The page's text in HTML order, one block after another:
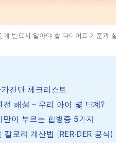
에 반드시 알아야 할 다이어트 기준과
진단 체크리스트
해설 – 우리 아이 몇 단계?
이 부르는 합병증 5가지
로리 계산법 (RER·DER 공식)